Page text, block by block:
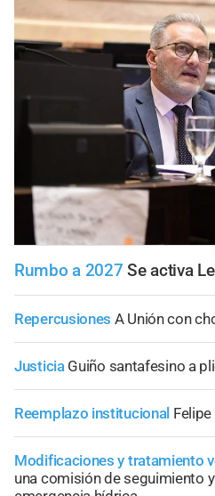
Rumbo a 2027 Se activa
Repercusiones A Unión con
Justicia Guiño santafesino a
Reemplazo institucional
Modificaciones y tratamiento
una comisión de seguimiento